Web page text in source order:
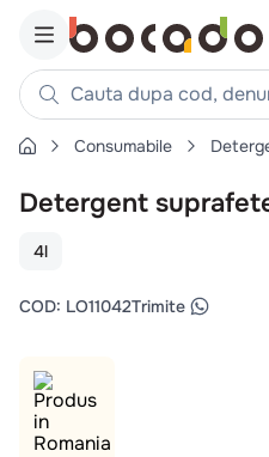
Cauta dupa cod, denumire
Căutări populare
1. cartofi
4. chifle
. coaste
. aripi
Consumabile
Detergent
4l
COD: LO11042Trimite